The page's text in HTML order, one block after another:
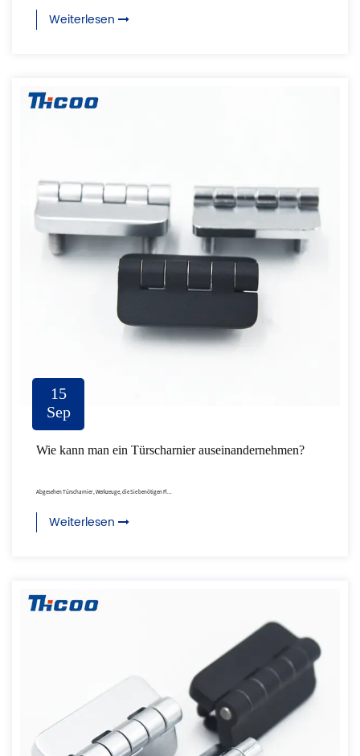
Weiterlesen
15
Sep
Wie kann man ein Türscharnier auseinandernehmen?
Abgesehen Türscharnier , Werkzeuge, die Sie benötigen Fl...
Weiterlesen